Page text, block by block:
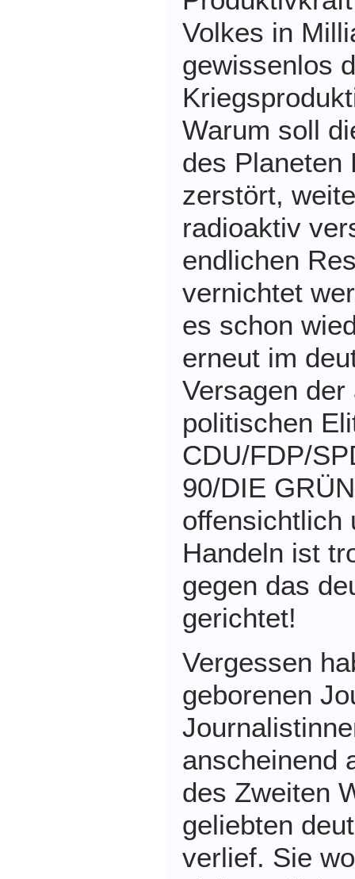
Volkes in
gewissenlos
Warum soll
des Planeten
zerstört,
radioaktiv
endlichen
vernichtet
es schon
erneut im
Versagen der
politischen
CDU/FDP/
90/DIE
offensichtlich
Handeln ist
gegen das
gerichtet!
Vergessen
geborenen
anscheinend
des Zweiten
geliebten
verlief. Sie